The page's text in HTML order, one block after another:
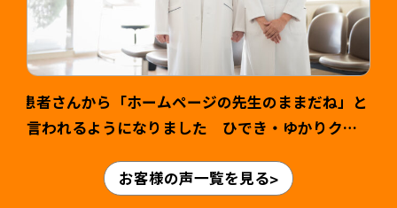
患者さんから「ホームページの先生のままだね」と
言われるようになりました ひでき・ゆかりクリ
お客様の声一覧を見る